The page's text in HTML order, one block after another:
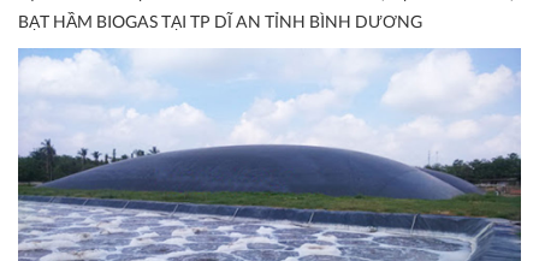
BẠT HẦM BIOGAS TẠI TP DĨ AN TỈNH BÌNH DƯƠNG